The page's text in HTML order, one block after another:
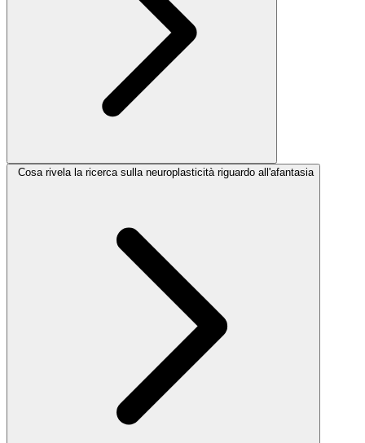
Cosa rivela la ricerca sulla neuroplasticità riguardo all'afantasia